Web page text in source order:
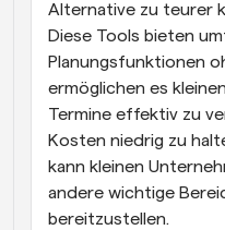
Alternative zu teurer
Diese Tools bieten
Planungsfunktionen
ermöglichen es
Termine effektiv zu
Kosten niedrig zu
kann kleinen
andere wichtige
bereitzustellen.